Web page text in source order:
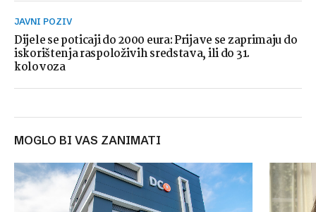
JAVNI POZIV
Dijele se poticaji do 2000 eura: Prijave se zaprimaju do
iskorištenja raspoloživih sredstava, ili do 31.
kolovoza
MOGLO BI VAS ZANIMATI